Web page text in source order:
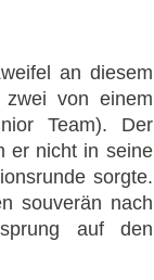
an diesem
zwei von einem
Team). Der
er nicht in seine
sorgte.
souverän nach
auf den